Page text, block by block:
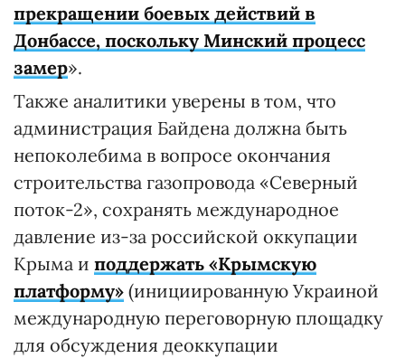
прекращении боевых действий в
Донбассе, поскольку Минский процесс
замер».
Также аналитики уверены в том, что
администрация Байдена должна быть
непоколебима в вопросе окончания
строительства газопровода «Северный
поток-2», сохранять международное
давление из-за российской оккупации
Крыма и поддержать «Крымскую
платформу» (инициированную Украиной
международную переговорную площадку
для обсуждения деоккупации